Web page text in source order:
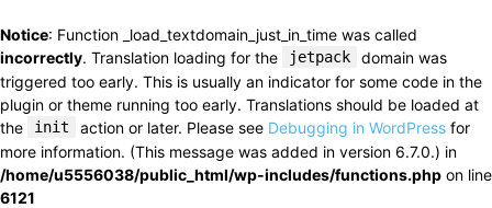
Notice: Function _load_textdomain_just_in_time was called
incorrectly. Translation loading for the jetpack
domain was
triggered too early. This is usually an indicator for some code in the
plugin or theme running too early. Translations should be loaded at
the
init action or later. Please see Debugging in WordPress for
more information. (This message was added in version 6.7.0.) in
/home/u5556038/public_html/wp-includes/functions.php on line
6121